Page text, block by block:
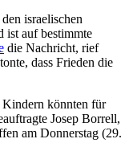
israelischen
ist auf bestimmte
die Nachricht, rief
dass Frieden die
Kindern könnten für
Josep Borrell,
am Donnerstag (29.